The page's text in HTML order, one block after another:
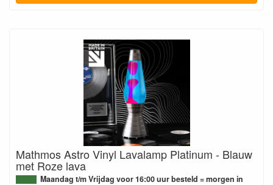
Mathmos Astro Vinyl Lavalamp Platinum - Blauw
met Roze lava
Maandag t/m Vrijdag voor 16:00 uur besteld = morgen in